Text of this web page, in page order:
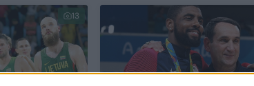
13